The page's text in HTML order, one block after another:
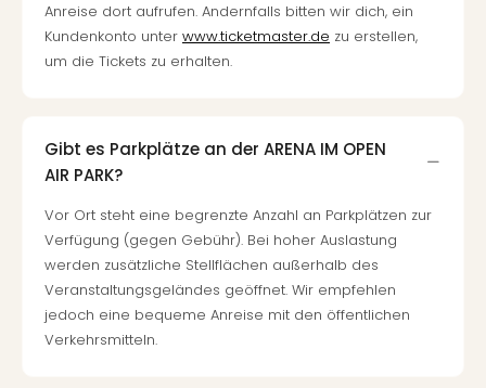
Anreise dort aufrufen. Andernfalls bitten wir dich, ein
Kundenkonto unter www.ticketmaster.de zu erstellen,
um die Tickets zu erhalten.
Gibt es Parkplätze an der ARENA IM OPEN
AIR PARK?
Vor Ort steht eine begrenzte Anzahl an Parkplätzen zur
Verfügung (gegen Gebühr). Bei hoher Auslastung
werden zusätzliche Stellflächen außerhalb des
Veranstaltungsgeländes geöffnet. Wir empfehlen
jedoch eine bequeme Anreise mit den öffentlichen
Verkehrsmitteln.